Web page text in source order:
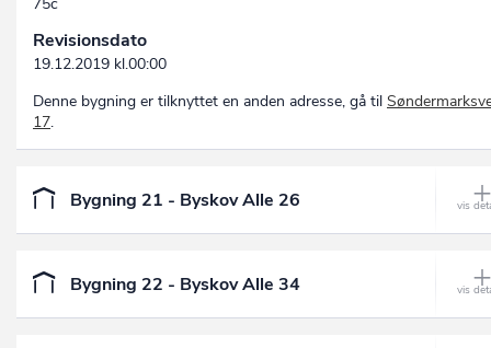
Revisionsdato
19.12.2019 kl.00:00
Denne bygning er tilknyttet en anden adresse, gå til
17.
Bygning 21 - Byskov Alle 26
Bygning 22 - Byskov Alle 34